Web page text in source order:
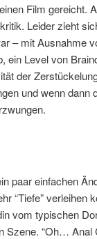
Film gereicht.
Leider zieht
– mit Ausnahme
ein Level von
der
und wenn dann
paar einfachen
“Tiefe” verleihen
vom typischen
Szene. “Oh… Anal